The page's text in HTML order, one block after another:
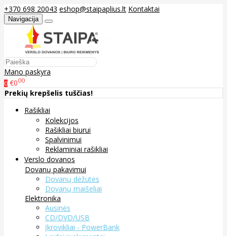
+370 698 20043 eshop@staipaplius.lt Kontaktai
Navigacija
Mano paskyra
0 €000
Prekių krepšelis tuščias!
Rašikliai
Kolekcijos
Rašikliai biurui
Spalvinimui
Reklaminiai rašikliai
Verslo dovanos
Dovanų pakavimui
Dovanų dėžutės
Dovanų maišeliai
Elektronika
Ausinės
CD/DVD/USB
Įkrovikliai - PowerBank